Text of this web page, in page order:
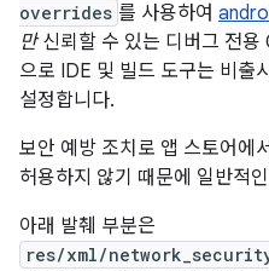
overrides 를 사용하여
만신뢰할 수 있는 디버그 전용
으로 IDE 및 빌드 도구는 비출
설정합니다.
보안 예방 조치로 앱 스토어에
허용하지 않기 때문에 일반적
아래 발췌 부분은
res/xml/